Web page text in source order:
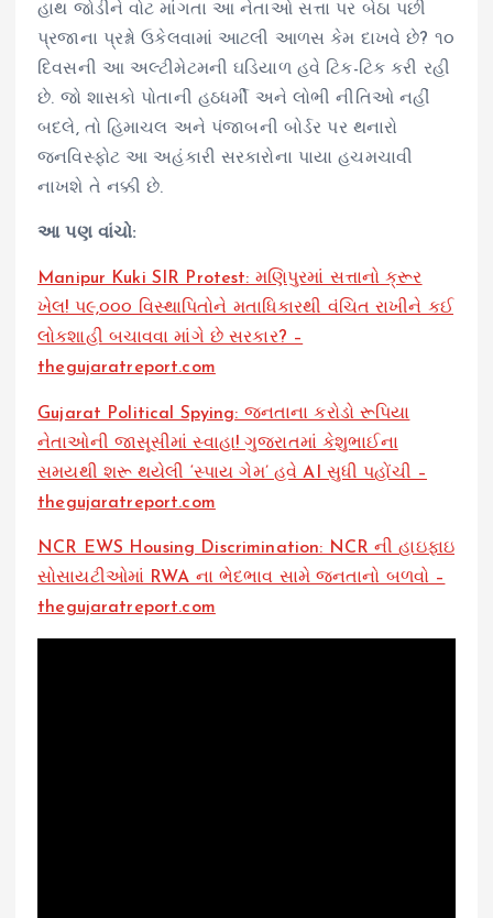
હાથ જોડીને વોટ માંગતા આ નેતાઓ સત્તા પર બેઠા પછી
પ્રજાના પ્રશ્નો ઉકેલવામાં આટલી આળસ કેમ દાખવે છે? ૧૦
દિવસની આ અલ્ટીમેટમની ઘડિયાળ હવે ટિક-ટિક કરી રહી
છે. જો શાસકો પોતાની હઠધર્મી અને લોભી નીતિઓ નહીં
બદલે, તો હિમાચલ અને પંજાબની બોર્ડર પર થનારો
જનવિસ્ફોટ આ અહંકારી સરકારોના પાયા હચમચાવી
નાખશે તે નક્કી છે.
આ પણ વાંચો:
Manipur Kuki SIR Protest: મણિપુરમાં સત્તાનો ક્રૂર
ખેલ! પ૯,૦૦૦ વિસ્થાપિતોને મતાધિકારથી વંચિત રાખીને કઈ
લોકશાહી બચાવવા માંગે છે સરકાર? –
thegujaratreport.com
Gujarat Political Spying: જનતાના કરોડો રૂપિયા
નેતાઓની જાસૂસીમાં સ્વાહા! ગુજરાતમાં કેશુભાઈના
સમયથી શરૂ થયેલી ‘સ્પાય ગેમ’ હવે AI સુધી પહોંચી –
thegujaratreport.com
NCR EWS Housing Discrimination: NCR ની હાઇફાઇ
સોસાયટીઓમાં RWA ના ભેદભાવ સામે જનતાનો બળવો –
thegujaratreport.com